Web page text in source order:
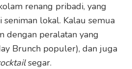
renang pribadi, yang
lokal. Kalau semua
dengan peralatan yang
Brunch populer), dan juga
segar.